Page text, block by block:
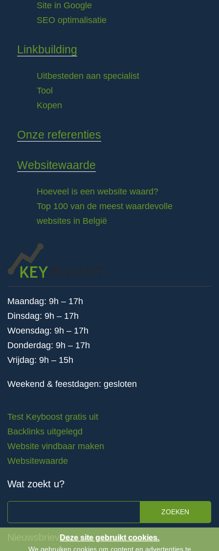
Site in Google
SEO optimalisatie
Linkbuilding
Uitbesteden aan specialist
Tool
Kopen
Onze referenties
Websitewaarde
Hoeveel is een website waard?
Top 100 van de meest waardevolle
websites in België
Maandag: 9h – 17h
Dinsdag: 9h – 17h
Woensdag: 9h – 17h
Donderdag: 9h – 17h
Vrijdag: 9h – 15h
Weekend & feestdagen: gesloten
Test Keyboost gratis uit
Backlinks uitgelegd
Website vindbaar maken
Websitewaarde
Wat zoekt u?
ZOEKEN
NieuwsbrievenDeze site gebruikt cookies.
We gebruiken cookies om content en advertenties te